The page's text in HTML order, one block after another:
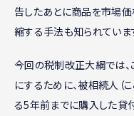
告したあとに商品を市場
縮する手法も知られていま
今回の税制改正大綱では、
にするために、被相続人（
る5年前までに購入した貸